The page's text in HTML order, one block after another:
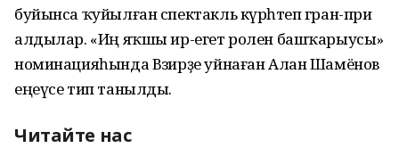
буйынса ҡуйылған спектакль күрһәтеп гран-при
алдылар. «Иң яҡшы ир-егет ролен башҡарыусы»
номинацияһында Вәзирҙе уйнаған Алан Шамёнов
еңеүсе тип танылды.
Читайте нас